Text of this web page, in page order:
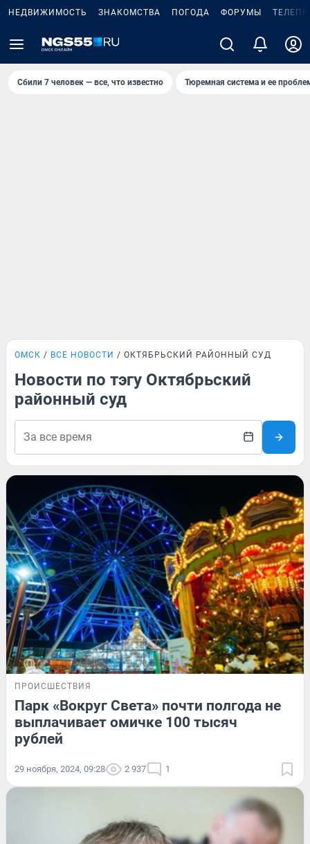
НЕДВИЖИМОСТЬ ЗНАКОМСТВА ПОГОДА ФОРУМЫ
Сбили 7 человек — все, что известно Тюремная система и ее
ОМСК ВСЕ НОВОСТИ ОКТЯБРЬСКИЙ РАЙОННЫЙ СУД
Новости по тэгу Октябрьский
районный суд
ПРОИСШЕСТВИЯ
Парк «Вокруг Света» почти полгода не
выплачивает омичке 100 тысяч
рублей
29 ноября, 2024, 09:28 2 937 1